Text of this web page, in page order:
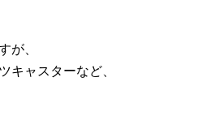
が、
キャスターなど、